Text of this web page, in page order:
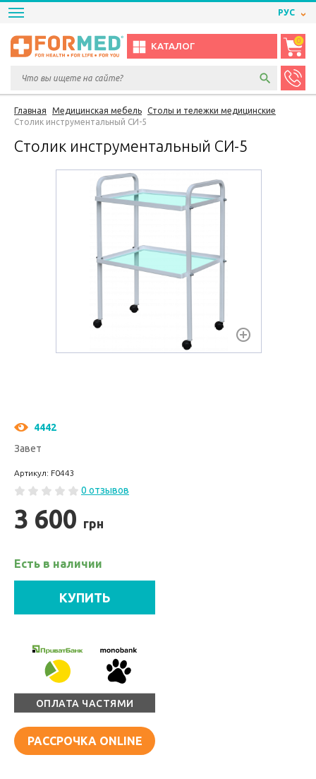
РУС
КАТАЛОГ
0
Главная Медицинская мебель
Столы и тележки медицинские
Столик инструментальный СИ-5
Столик инструментальный СИ-5
4442
Завет
Артикул: F0443
0 отзывов
3 600 грн
Есть в наличии
КУПИТЬ
ОПЛАТА ЧАСТЯМИ
РАССРОЧКА ONLINE